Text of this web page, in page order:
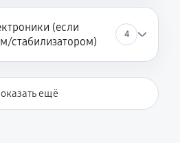
(если
стабилизатором)
4
ещё